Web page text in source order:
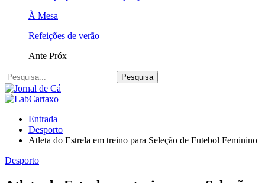
À Mesa
Refeições de verão
Ante Próx
Entrada
Desporto
Atleta do Estrela em treino para Seleção de Futebol Feminino
Desporto